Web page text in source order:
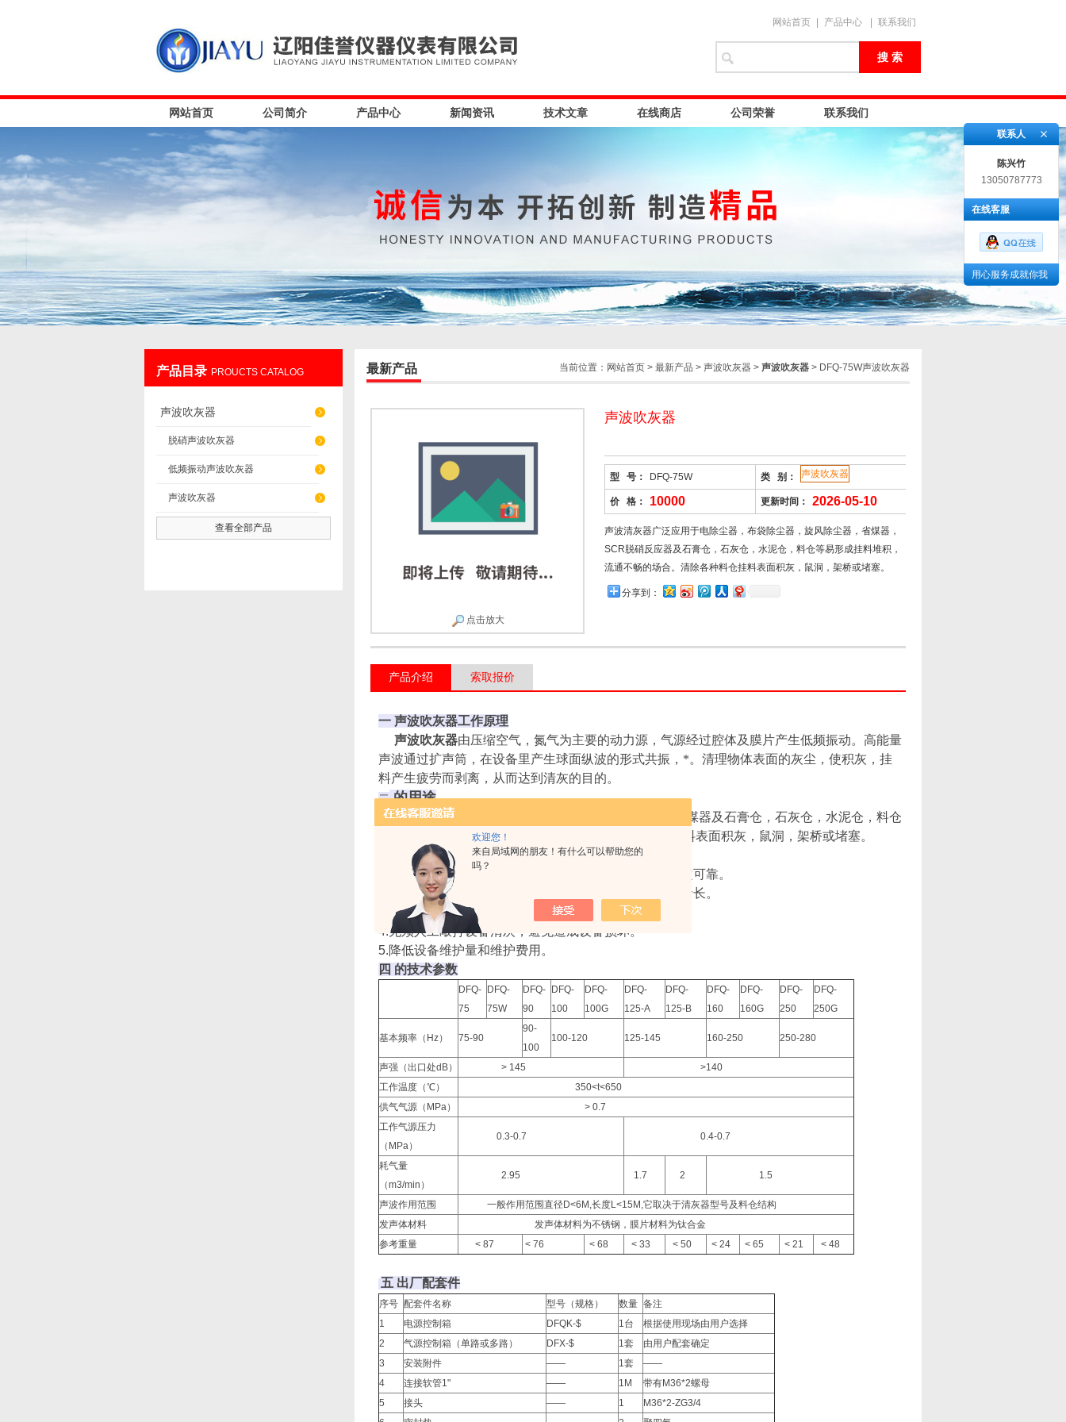
欢迎您！
来自局域网的朋友！有什么可以帮助您的
吗？
网站首页 产品中心 联系我们
网站首页 公司简介 产品中心 新闻资讯 技术文章 在线商店 公司荣誉 联系我们
产品目录 PROUCTS CATALOG
声波吹灰器
脱硝声波吹灰器
低频振动声波吹灰器
声波吹灰器
查看全部产品
当前位置： 网站首页 > 最新产品 > 声波吹灰器 > 声波吹灰器 > DFQ-75W声波吹灰器
最新产品
声波吹灰器
型 号： DFQ-75W 类 别： 声波吹灰器
价 格： 10000 更新时间： 2026-05-10
声波清灰器广泛应用于电除尘器，布袋除尘器，旋风除尘器，省煤器，
SCR脱硝反应器及石膏仓，石灰仓，水泥仓，料仓等易形成挂料堆积，
流通不畅的场合。清除各种料仓挂料表面积灰，鼠洞，架桥或堵塞。
分享到：
点击放大
产品介绍 索取报价
一 声波吹灰器工作原理
声波吹灰器由压缩空气，氮气为主要的动力源，气源经过腔体及膜片产生低频振动。高能量
声波通过扩声筒，在设备里产生球面纵波的形式共振，*。清理物体表面的灰尘，使积灰，挂
料产生疲劳而剥离，从而达到清灰的目的。
二的用途
广泛应用于电除尘器，布袋除尘器，旋风除尘器，省煤器及石膏仓，石灰仓，水泥仓，料仓
等易形成挂料堆积，流通不畅的场合。清除各种料仓挂料表面积灰，鼠洞，架桥或堵塞。
三 的特点
1.不受任何高温，低温及恶劣条件的影响，工作性能稳定可靠。
2.精良的技术，价格低，压缩空气耗能小，免维护，寿命长。
3.产品运行过程中对人体及设备无损害，属环保产品。
4.无须人工敲打设备清灰，避免造成设备损坏。
5.降低设备维护量和维护费用。
四 的技术参数
DFQ-
75
DFQ-
75W
DFQ-
90
DFQ-
100
DFQ-
100G
DFQ-
125-A
DFQ-
125-B
DFQ-
160
DFQ-
160G
DFQ-
250
DFQ-
250G
基本频率（Hz） 75-90
90-
100
100-120 125-145 160-250 250-280
声强（出口处dB） > 145
>140
工作温度（℃）
350<t<650
供气气源（MPa）
> 0.7
工作气源压力
（MPa）
0.3-0.7 0.4-0.7
耗气量
（m3/min）
2.95 1.7 2 1.5
声波作用范围
一般作用范围直径D<6M,长度L<15M,它取决于清灰器型号及料仓结构
发声体材料
发声体材料为不锈钢，膜片材料为钛合金
参考重量
< 87 < 76 < 68 < 33 < 50 < 24 < 65 < 21 < 48
五 出厂配套件
序号 配套件名称 型号（规格） 数量 备注
1
电源控制箱 DFQK-$ 1台
根据使用现场由用户选择
2
气源控制箱（单路或多路） DFX-$ 1套
由用户配套确定
3
安装附件 —— 1套
——
4
连接软管1" —— 1M
带有M36*2螺母
5
接头 —— 1
M36*2-ZG3/4
联系人
陈兴竹
13050787773
在线客服
用心服务成就你我